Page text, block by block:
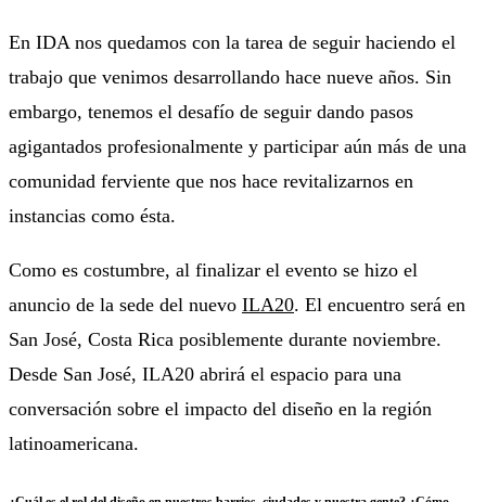
En IDA nos quedamos con la tarea de seguir haciendo el
trabajo que venimos desarrollando hace nueve años. Sin
embargo, tenemos el desafío de seguir dando pasos
agigantados profesionalmente y participar aún más de una
comunidad ferviente que nos hace revitalizarnos en
instancias como ésta.
Como es costumbre, al finalizar el evento se hizo el
anuncio de la sede del nuevo ILA20. El encuentro será en
San José, Costa Rica posiblemente durante noviembre.
Desde San José, ILA20 abrirá el espacio para una
conversación sobre el impacto del diseño en la región
latinoamericana.